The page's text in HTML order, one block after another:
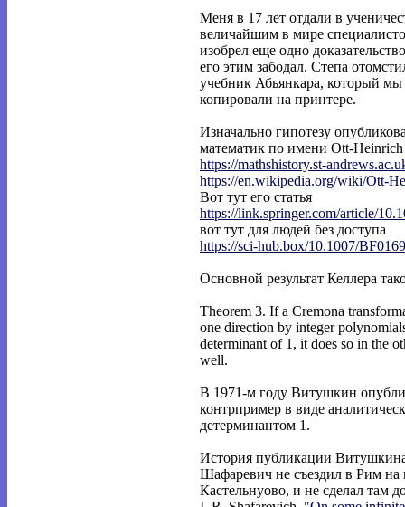
Меня в 17 лет отдали в
величайшим в мире
изобрел еще одно
его этим забодал. Степа
учебник Абьянкара, который
копировали на принтере.
Изначально гипотезу
математик по имени Ott-
https://mathshistory.st-
https://en.wikipedia.org/wiki/Ott-
Вот тут его статья
https://link.springer.com/article/
вот тут для людей без доступа
https://sci-hub.box/10.1007/
Основной результат Келлера
Theorem 3. If a Cremona
one direction by integer
determinant of 1, it does so in the
well.
В 1971-м году Витушкин
контрпример в виде
детерминантом 1.
История публикации
Шафаревич не съездил в Рим
Кастельнуово, и не сделал там